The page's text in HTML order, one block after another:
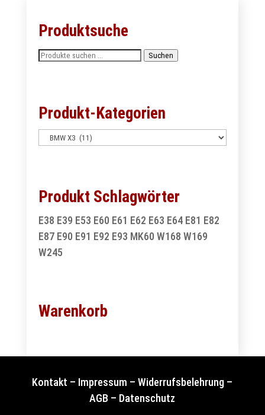
Produktsuche
Suchen
Suchen
Produkt-Kategorien
Produkt Schlagwörter
E38 E39 E53 E60 E61 E62 E63 E64 E81 E82
E87 E90 E91 E92 E93 MK60 W168 W169
W245
Warenkorb
Kontakt – Impressum –Widerrufsbelehrung –
AGB – Datenschutz